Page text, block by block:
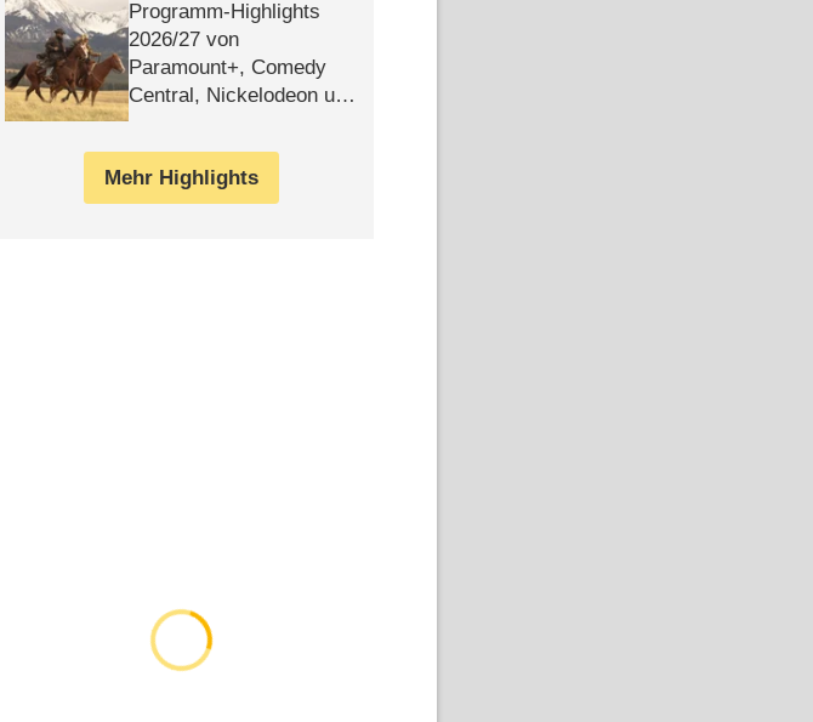
Programm-Highlights
2026/​27 von
Paramount+, Comedy
Central, Nickelodeon und
Mehr Highlights